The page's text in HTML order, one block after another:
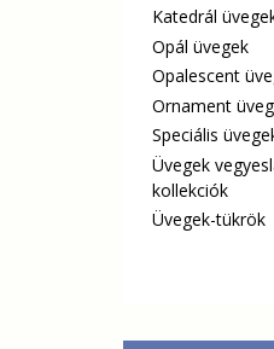
Katedrál
Opál üvegek
Opalescent
Ornament
Speciális
Üvegek
kollekciók
Üvegek-tükrök